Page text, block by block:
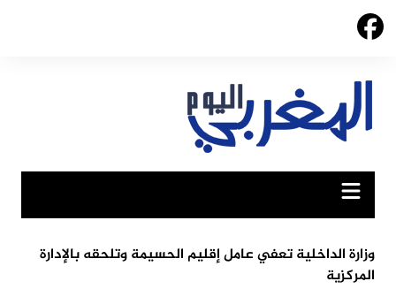
Skip
وزارة الداخلية تعفي عامل إقليم الحسيمة وتلحقه بالإدارة
المركزية